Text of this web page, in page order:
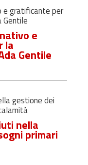
e gratificante per
Gentile
e
la
Gentile
gestione dei
nella
primari